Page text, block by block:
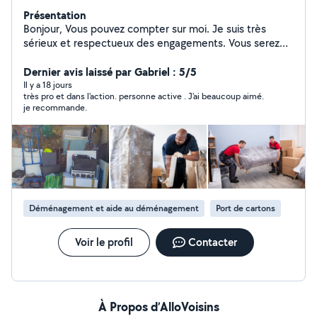
Présentation
Bonjour, Vous pouvez compter sur moi. Je suis très
sérieux et respectueux des engagements. Vous serez
confiance en moi. Merci beaucoup pour votre retour.
Dernier avis laissé par Gabriel : 5/5
Il y a 18 jours
très pro et dans l'action. personne active . J'ai beaucoup aimé.
je recommande.
Déménagement et aide au déménagement Port de cartons
Voir le profil Contacter
À Propos d’AlloVoisins